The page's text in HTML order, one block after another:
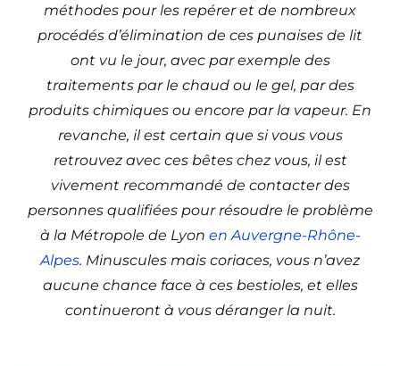
méthodes pour les repérer et de nombreux
procédés d’élimination de ces punaises de lit
ont vu le jour, avec par exemple des
traitements par le chaud ou le gel, par des
produits chimiques ou encore par la vapeur. En
revanche, il est certain que si vous vous
retrouvez avec ces bêtes chez vous, il est
vivement recommandé de contacter des
personnes qualifiées pour résoudre le problème
à la Métropole de Lyon en Auvergne-Rhône-
Alpes. Minuscules mais coriaces, vous n’avez
aucune chance face à ces bestioles, et elles
continueront à vous déranger la nuit.